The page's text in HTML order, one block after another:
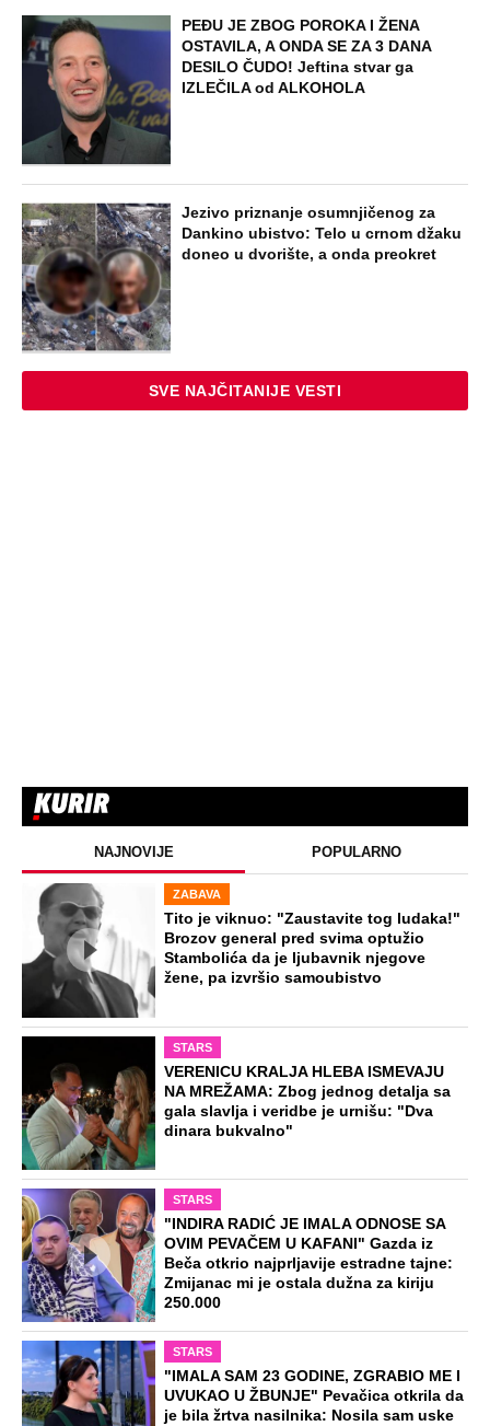
PEĐU JE ZBOG POROKA I ŽENA
OSTAVILA, A ONDA SE ZA 3 DANA
DESILO ČUDO! Jeftina stvar ga
IZLEČILA od ALKOHOLA
Jezivo priznanje osumnjičenog za
Dankino ubistvo: Telo u crnom džaku
doneo u dvorište, a onda preokret
SVE NAJČITANIJE VESTI
NAJNOVIJE POPULARNO
ZABAVA
Tito je viknuo: "Zaustavite tog ludaka!"
Brozov general pred svima optužio
Stambolića da je ljubavnik njegove
žene, pa izvršio samoubistvo
STARS
VERENICU KRALJA HLEBA ISMEVAJU
NA MREŽAMA: Zbog jednog detalja sa
gala slavlja i veridbe je urnišu: "Dva
dinara bukvalno"
STARS
"INDIRA RADIĆ JE IMALA ODNOSE SA
OVIM PEVAČEM U KAFANI" Gazda iz
Beča otkrio najprljavije estradne tajne:
Zmijanac mi je ostala dužna za kiriju
250.000
STARS
"IMALA SAM 23 GODINE, ZGRABIO ME I
UVUKAO U ŽBUNJE" Pevačica otkrila da
je bila žrtva nasilnika: Nosila sam uske